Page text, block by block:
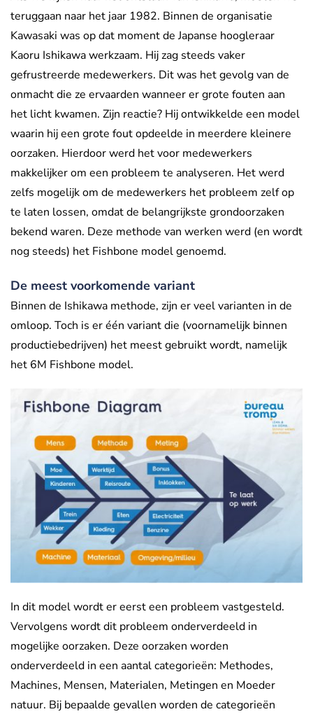
teruggaan naar het jaar 1982. Binnen de organisatie
Kawasaki was op dat moment de Japanse hoogleraar
Kaoru Ishikawa werkzaam. Hij zag steeds vaker
gefrustreerde medewerkers. Dit was het gevolg van de
onmacht die ze ervaarden wanneer er grote fouten aan
het licht kwamen. Zijn reactie? Hij ontwikkelde een model
waarin hij een grote fout opdeelde in meerdere kleinere
oorzaken. Hierdoor werd het voor medewerkers
makkelijker om een probleem te analyseren. Het werd
zelfs mogelijk om de medewerkers het probleem zelf op
te laten lossen, omdat de belangrijkste grondoorzaken
bekend waren. Deze methode van werken werd (en wordt
nog steeds) het Fishbone model genoemd.
De meest voorkomende variant
Binnen de Ishikawa methode, zijn er veel varianten in de
omloop. Toch is er één variant die (voornamelijk binnen
productiebedrijven) het meest gebruikt wordt, namelijk
het 6M Fishbone model.
In dit model wordt er eerst een probleem vastgesteld.
Vervolgens wordt dit probleem onderverdeeld in
mogelijke oorzaken. Deze oorzaken worden
onderverdeeld in een aantal categorieën: Methodes,
Machines, Mensen, Materialen, Metingen en Moeder
natuur. Bij bepaalde gevallen worden de categorieën